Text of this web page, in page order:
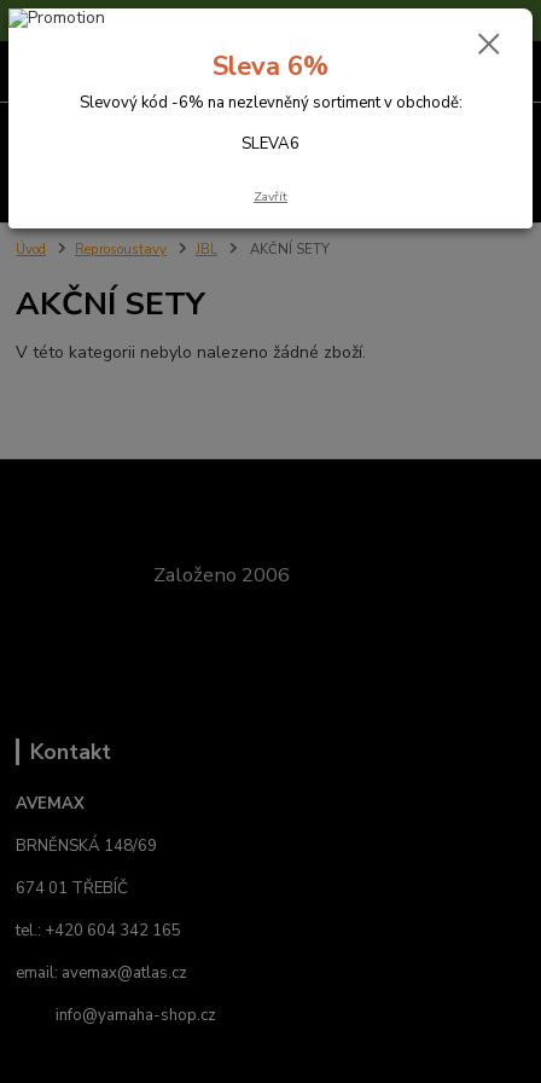
Sleva 6% na nezlevněné zboží s kódem SLEVA6
Úvod Reprosoustavy JBL AKČNÍ SETY
AKČNÍ SETY
V této kategorii nebylo nalezeno žádné zboží.
Založeno 2006
Kontakt
AVEMAX
BRNĚNSKÁ 148/69
674 01 TŘEBÍČ
tel.: +420 604 342 165
email: avemax@atlas.cz
info@yamaha-shop.cz
Sleva 6%
Slevový kód -6% na nezlevněný sortiment v obchodě:
SLEVA6
Zavřít